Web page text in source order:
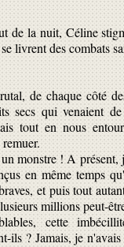
de la nuit, Céline
livrent des combats
de chaque côté
secs qui venaient
tout en nous
monstre ! A
en même temps
et puis tout
millions peut-
cette
ils ? Jamais, je